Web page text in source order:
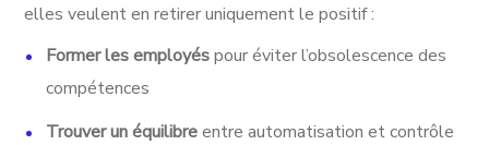
elles veulent en retirer uniquement le positif :
Former les employéspour éviter l’obsolescence des
compétences
Trouver un équilibreentre automatisation et contrôle